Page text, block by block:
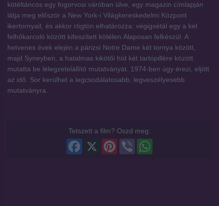
kötéltáncos egy fogorvosi váróban ülve, egy magazin címlapján
látja meg először a New York-i Világkereskedelmi Központ
ikertornyait, és akkor rögtön elhatározza: végigsétál egy a két
felhőkarcoló között kifeszített kötélen.Alaposan felkészül. A
hetvenes évek elején a párizsi Notre Dame két tornya között,
majd Syneyben, a hatalmas kikötői híd két tartópillére között
mutatta be lélegzetelállító mutatványát. 1974-ben úgy érezi, eljött
az idő. Sor kerülhet a legcsodálatosabb, legveszélyesebb
mutatványra.
Tetszett a film? Oszd meg:
Viber
Pinterest
Facebook